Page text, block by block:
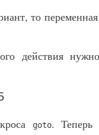
то переменная
действия
goto. Теперь